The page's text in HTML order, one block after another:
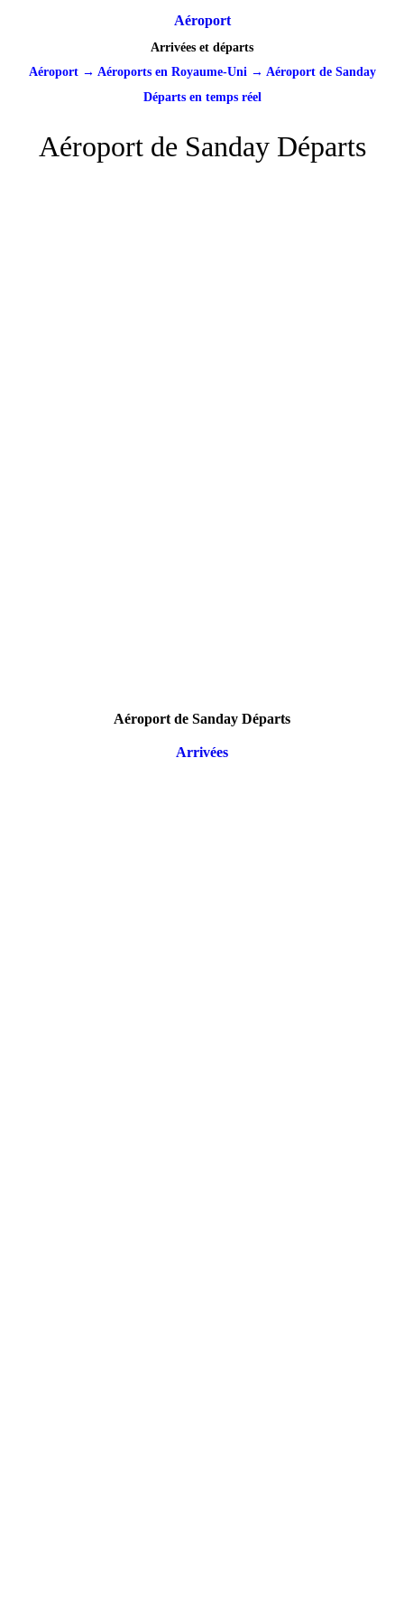
Aéroport
Arrivées et départs
Aéroport→ Aéroports en Royaume-Uni→ Aéroport de Sanday
Départs en temps réel
Aéroport de Sanday Départs
Aéroport de Sanday Départs
Arrivées